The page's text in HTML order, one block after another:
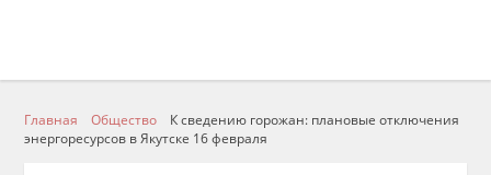
Главная Общество
К сведению горожан: плановые отключения
энергоресурсов в Якутске 16 февраля